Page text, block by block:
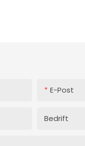
E-Post
Bedrift